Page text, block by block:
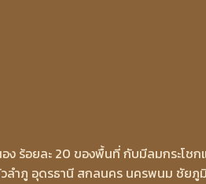
ง ร้อยละ 20 ของพื้นที่ กับมีลมกระโชก
ลำภู อุดรธานี สกลนคร นครพนม ชัยภู